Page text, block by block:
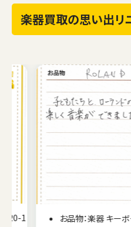
楽器買取の思い出リ
お品物：楽器 電子ピ